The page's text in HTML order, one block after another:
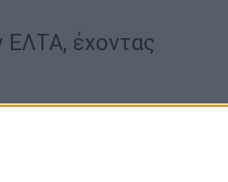
ΕΛΤΑ, έχοντας